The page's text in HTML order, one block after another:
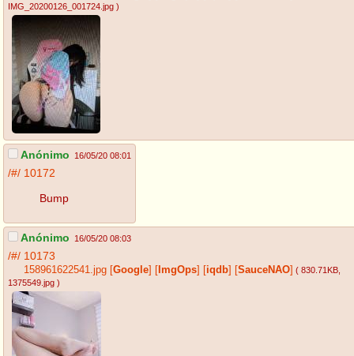
IMG_20200126_001724.jpg )
Anónimo 16/05/20 08:01
/#/ 10172
Bump
Anónimo 16/05/20 08:03
/#/ 10173
158961622541.jpg [Google] [ ImgOps] [iqdb] [SauceNAO] ( 830.71KB
1375549.jpg )